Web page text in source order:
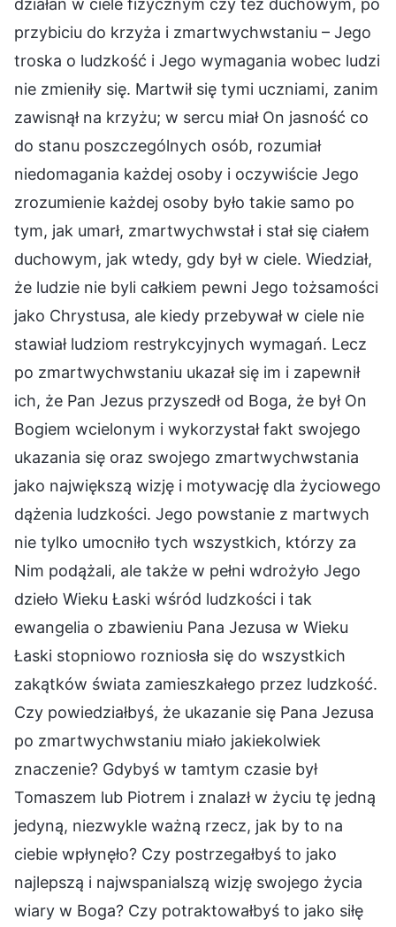
działań w ciele fizycznym czy też duchowym, po
przybiciu do krzyża i zmartwychwstaniu – Jego
troska o ludzkość i Jego wymagania wobec ludzi
nie zmieniły się. Martwił się tymi uczniami, zanim
zawisnął na krzyżu; w sercu miał On jasność co
do stanu poszczególnych osób, rozumiał
niedomagania każdej osoby i oczywiście Jego
zrozumienie każdej osoby było takie samo po
tym, jak umarł, zmartwychwstał i stał się ciałem
duchowym, jak wtedy, gdy był w ciele. Wiedział,
że ludzie nie byli całkiem pewni Jego tożsamości
jako Chrystusa, ale kiedy przebywał w ciele nie
stawiał ludziom restrykcyjnych wymagań. Lecz
po zmartwychwstaniu ukazał się im i zapewnił
ich, że Pan Jezus przyszedł od Boga, że był On
Bogiem wcielonym i wykorzystał fakt swojego
ukazania się oraz swojego zmartwychwstania
jako największą wizję i motywację dla życiowego
dążenia ludzkości. Jego powstanie z martwych
nie tylko umocniło tych wszystkich, którzy za
Nim podążali, ale także w pełni wdrożyło Jego
dzieło Wieku Łaski wśród ludzkości i tak
ewangelia o zbawieniu Pana Jezusa w Wieku
Łaski stopniowo rozniosła się do wszystkich
zakątków świata zamieszkałego przez ludzkość.
Czy powiedziałbyś, że ukazanie się Pana Jezusa
po zmartwychwstaniu miało jakiekolwiek
znaczenie? Gdybyś w tamtym czasie był
Tomaszem lub Piotrem i znalazł w życiu tę jedną
jedyną, niezwykle ważną rzecz, jak by to na
ciebie wpłynęło? Czy postrzegałbyś to jako
najlepszą i najwspanialszą wizję swojego życia
wiary w Boga? Czy potraktowałbyś to jako siłę